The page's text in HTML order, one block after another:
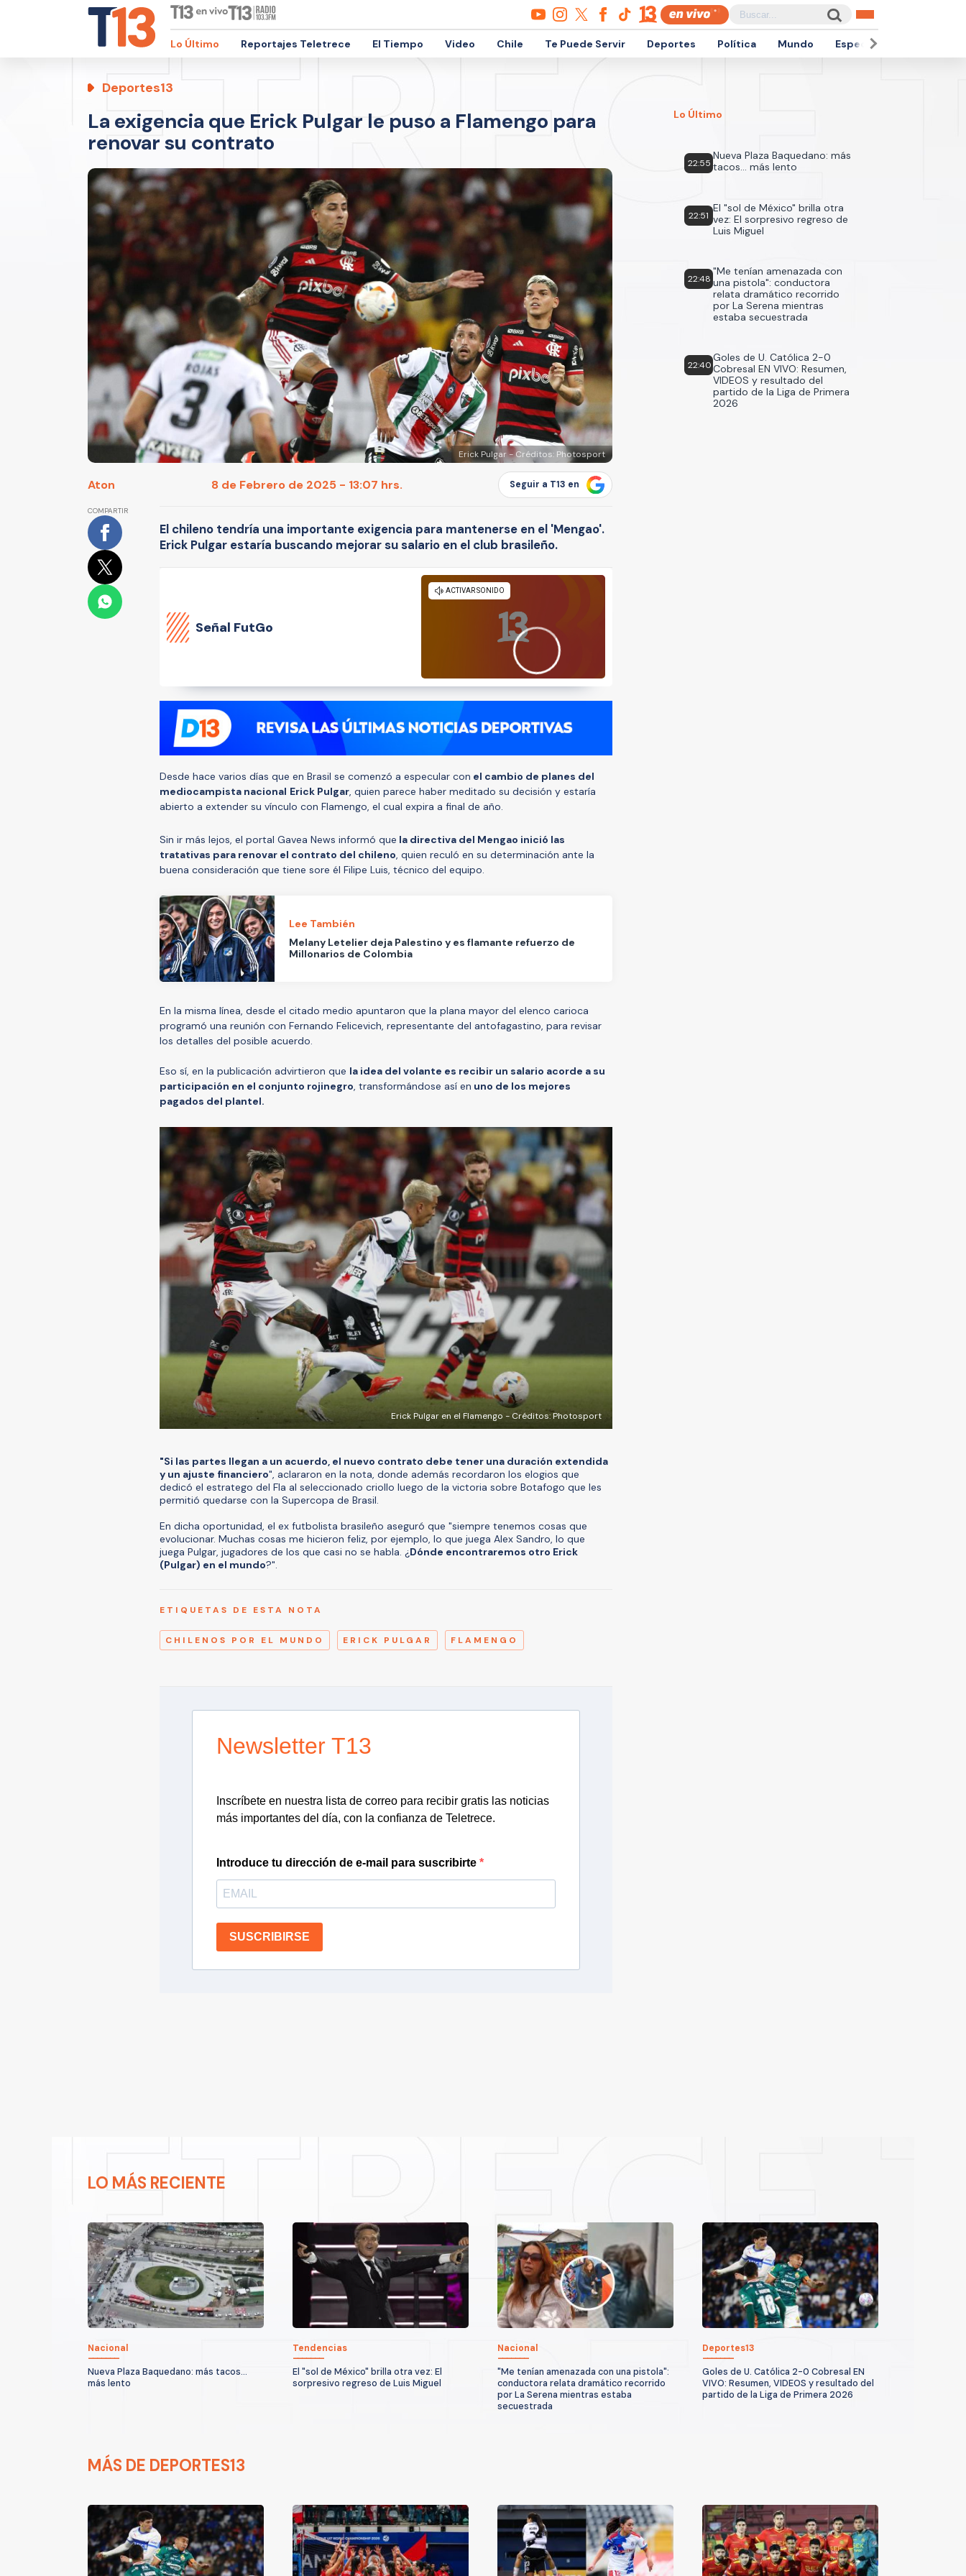
Lo Último Reportajes Teletrece El Tiempo Video Chile Te Puede Servir Deportes Política Mundo Espectáculos
Deportes13
La exigencia que Erick Pulgar le puso a Flamengo para
renovar su contrato
Erick Pulgar - Créditos: Photosport
Aton 8 de Febrero de 2025 - 13:07 hrs. Seguir a T13 en
COMPARTIR
El chileno tendría una importante exigencia para mantenerse en el 'Mengao'.
Erick Pulgar estaría buscando mejorar su salario en el club brasileño.
Señal FutGo
Desde hace varios días que en Brasil se comenzó a especular con el cambio de planes del
mediocampista nacional Erick Pulgar, quien parece haber meditado su decisión y estaría
abierto a extender su vínculo con Flamengo, el cual expira a final de año.
Sin ir más lejos, el portal Gavea News informó que la directiva del Mengao inició las
tratativas para renovar el contrato del chileno, quien reculó en su determinación ante la
buena consideración que tiene sore él Filipe Luis, técnico del equipo.
Lee También
Melany Letelier deja Palestino y es flamante refuerzo de
Millonarios de Colombia
En la misma línea, desde el citado medio apuntaron que la plana mayor del elenco carioca
programó una reunión con Fernando Felicevich, representante del antofagastino, para revisar
los detalles del posible acuerdo.
Eso sí, en la publicación advirtieron que la idea del volante es recibir un salario acorde a su
participación en el conjunto rojinegro, transformándose así en uno de los mejores
pagados del plantel.
Erick Pulgar en el Flamengo - Créditos: Photosport
"Si las partes llegan a un acuerdo, el nuevo contrato debe tener una duración extendida
y un ajuste financiero", aclararon en la nota, donde además recordaron los elogios que
dedicó el estratego del Fla al seleccionado criollo luego de la victoria sobre Botafogo que les
permitió quedarse con la Supercopa de Brasil.
En dicha oportunidad, el ex futbolista brasileño aseguró que "siempre tenemos cosas que
evolucionar. Muchas cosas me hicieron feliz, por ejemplo, lo que juega Alex Sandro, lo que
juega Pulgar, jugadores de los que casi no se habla. ¿Dónde encontraremos otro Erick
(Pulgar) en el mundo?".
ETIQUETAS DE ESTA NOTA
CHILENOS POR EL MUNDO ERICK PULGAR FLAMENGO
Newsletter T13
Inscríbete en nuestra lista de correo para recibir gratis las noticias
más importantes del día, con la confianza de Teletrece.
Introduce tu dirección de e-mail para suscribirte
SUSCRIBIRSE
Lo Último
22:55
Nueva Plaza Baquedano: más
tacos... más lento
22:51
El "sol de México" brilla otra
vez: El sorpresivo regreso de
Luis Miguel
22:48
"Me tenían amenazada con
una pistola": conductora
relata dramático recorrido
por La Serena mientras
estaba secuestrada
22:40
Goles de U. Católica 2-0
Cobresal EN VIVO: Resumen,
VIDEOS y resultado del
partido de la Liga de Primera
2026
LO MÁS RECIENTE
Nacional
Nueva Plaza Baquedano: más tacos...
más lento
Tendencias
El "sol de México" brilla otra vez: El
sorpresivo regreso de Luis Miguel
Nacional
"Me tenían amenazada con una pistola":
conductora relata dramático recorrido
por La Serena mientras estaba
secuestrada
Deportes13
Goles de U. Católica 2-0 Cobresal EN
VIVO: Resumen, VIDEOS y resultado del
partido de la Liga de Primera 2026
MÁS DE DEPORTES13